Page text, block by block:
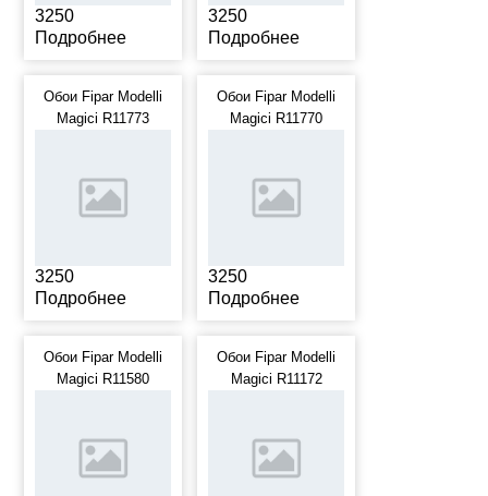
3250
Подробнее
3250
Подробнее
Обои Fipar Modelli
Magici R11773
3250
Подробнее
Обои Fipar Modelli
Magici R11770
3250
Подробнее
Обои Fipar Modelli
Magici R11580
Обои Fipar Modelli
Magici R11172